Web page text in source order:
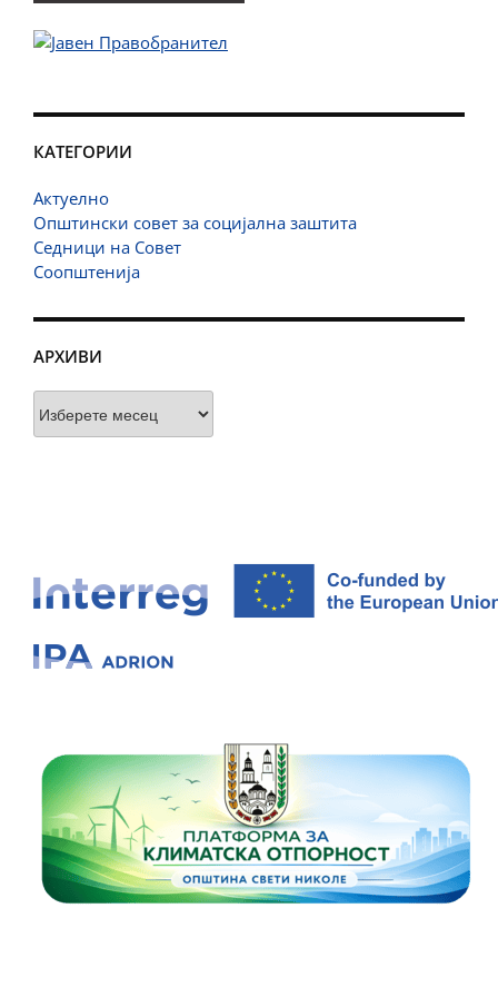
КАТЕГОРИИ
Актуелно
Општински совет за социјална заштита
Седници на Совет
Соопштенија
АРХИВИ